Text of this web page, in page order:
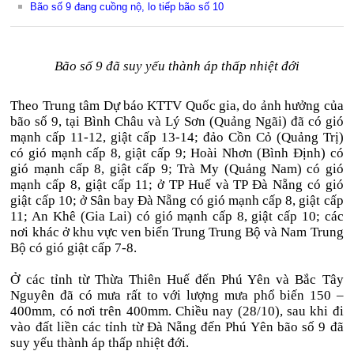
Bão số 9 đang cuồng nộ, lo tiếp bão số 10
Bão số 9 đã suy yếu thành áp thấp nhiệt đới
Theo Trung tâm Dự báo KTTV Quốc gia, do ảnh hưởng của
bão số 9, tại Bình Châu và Lý Sơn (Quảng Ngãi) đã có gió
mạnh cấp 11-12, giật cấp 13-14; đảo Cồn Cỏ (Quảng Trị)
có gió mạnh cấp 8, giật cấp 9; Hoài Nhơn (Bình Định) có
gió mạnh cấp 8, giật cấp 9; Trà My (Quảng Nam) có gió
mạnh cấp 8, giật cấp 11; ở TP Huế và TP Đà Nẵng có gió
giật cấp 10; ở Sân bay Đà Nẵng có gió mạnh cấp 8, giật cấp
11; An Khê (Gia Lai) có gió mạnh cấp 8, giật cấp 10; các
nơi khác ở khu vực ven biển Trung Trung Bộ và Nam Trung
Bộ có gió giật cấp 7-8.
Ở các tỉnh từ Thừa Thiên Huế đến Phú Yên và Bắc Tây
Nguyên đã có mưa rất to với lượng mưa phổ biến 150 –
400mm, có nơi trên 400mm. Chiều nay (28/10), sau khi đi
vào đất liền các tỉnh từ Đà Nẵng đến Phú Yên bão số 9 đã
suy yếu thành áp thấp nhiệt đới.